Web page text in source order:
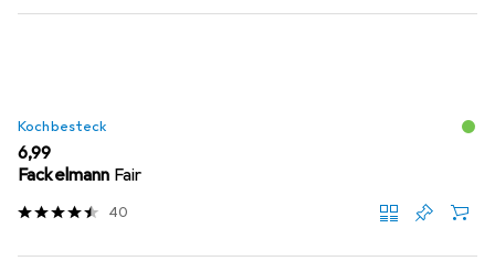
Kochbesteck
EUR
6,99
Fackelmann Fair
40